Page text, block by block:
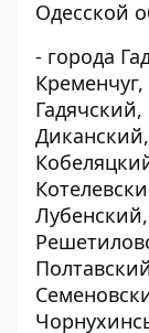
Одесской
- города